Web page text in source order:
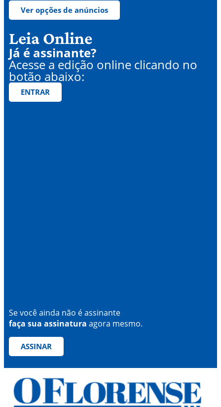
Ver opções de anúncios
Leia Online
Já é assinante?
Acesse a edição online clicando no
botão abaixo:
ENTRAR
Se você ainda não é assinante
faça sua assinatura agora mesmo.
ASSINAR